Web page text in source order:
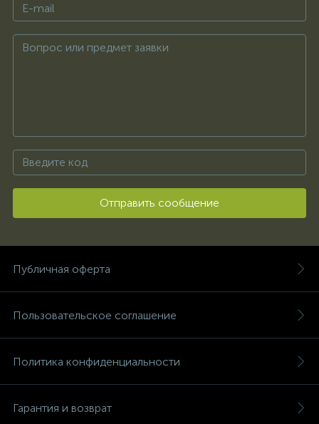
Отправить сообщение
Публичная оферта
Пользовательское соглашение
Политика конфиденциальности
Гарантия и возврат